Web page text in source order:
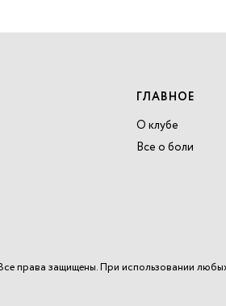
ГЛАВНОЕ
О клубе
Все о боли
права защищены. При использовании